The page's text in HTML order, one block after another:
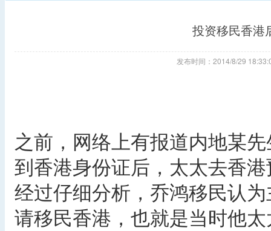
投资移民香港
发布时间：2014/8/29
之前，网络上有报道内地某
到香港身份证后，太太去香
经过仔细分析，乔鸿移民认
请移民香港，也就是当时他